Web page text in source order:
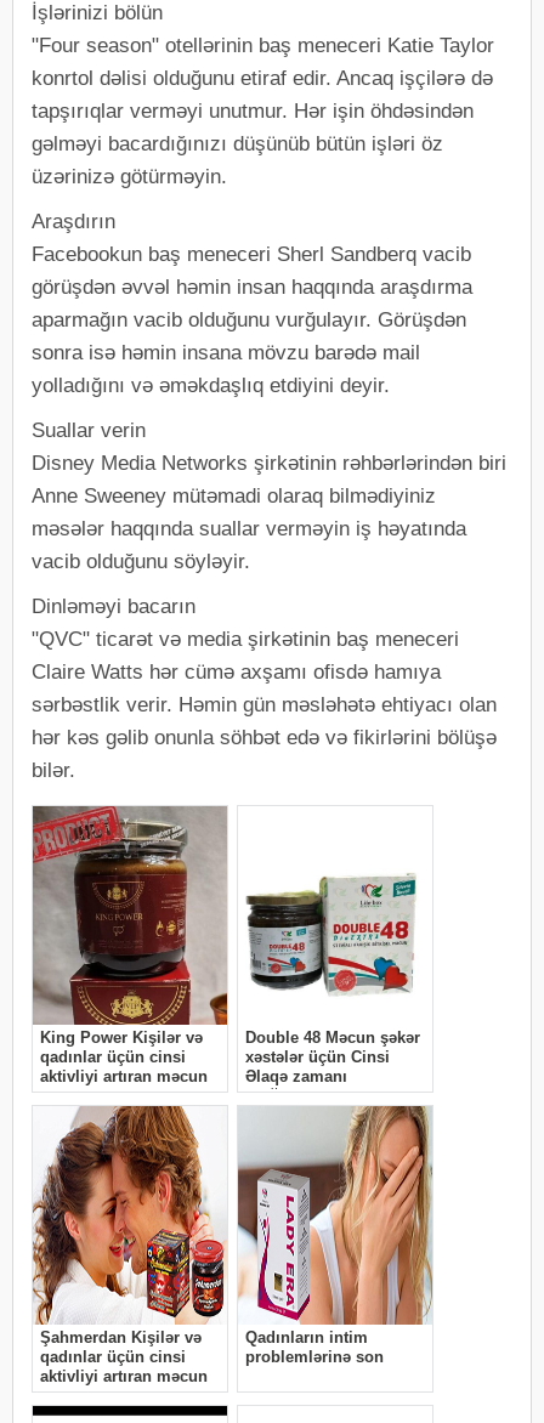
İşlərinizi bölün
"Four season" otellərinin baş meneceri Katie Taylor
konrtol dəlisi olduğunu etiraf edir. Ancaq işçilərə də
tapşırıqlar verməyi unutmur. Hər işin öhdəsindən
gəlməyi bacardığınızı düşünüb bütün işləri öz
üzərinizə götürməyin.
Araşdırın
Facebookun baş meneceri Sherl Sandberq vacib
görüşdən əvvəl həmin insan haqqında araşdırma
aparmağın vacib olduğunu vurğulayır. Görüşdən
sonra isə həmin insana mövzu barədə mail
yolladığını və əməkdaşlıq etdiyini deyir.
Suallar verin
Disney Media Networks şirkətinin rəhbərlərindən biri
Anne Sweeney mütəmadi olaraq bilmədiyiniz
məsələr haqqında suallar verməyin iş həyatında
vacib olduğunu söyləyir.
Dinləməyi bacarın
"QVC" ticarət və media şirkətinin baş meneceri
Claire Watts hər cümə axşamı ofisdə hamıya
sərbəstlik verir. Həmin gün məsləhətə ehtiyacı olan
hər kəs gəlib onunla söhbət edə və fikirlərini bölüşə
bilər.